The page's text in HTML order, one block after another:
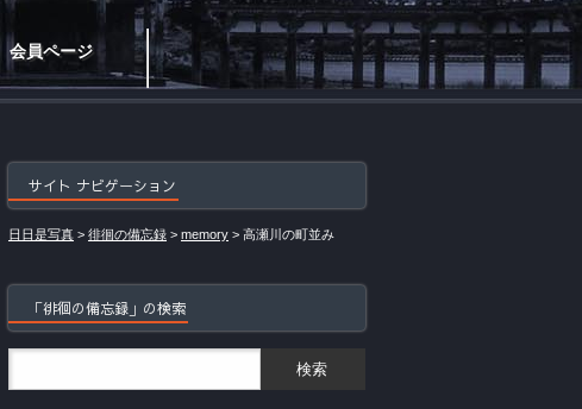
会員ページ
サイト ナビゲーション
日日是写真 > 徘徊の備忘録 > memory > 高瀬川の町並み
「徘徊の備忘録」の検索